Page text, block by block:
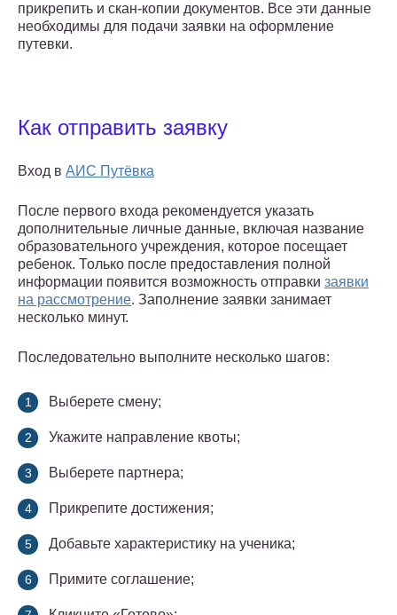
прикрепить и скан-копии документов. Все эти данные
необходимы для подачи заявки на оформление
путевки.
Как отправить заявку
Вход в АИС Путёвка
После первого входа рекомендуется указать
дополнительные личные данные, включая название
образовательного учреждения, которое посещает
ребенок. Только после предоставления полной
информации появится возможность отправки заявки
на рассмотрение. Заполнение заявки занимает
несколько минут.
Последовательно выполните несколько шагов:
Выберете смену;
Укажите направление квоты;
Выберете партнера;
Прикрепите достижения;
Добавьте характеристику на ученика;
Примите соглашение;